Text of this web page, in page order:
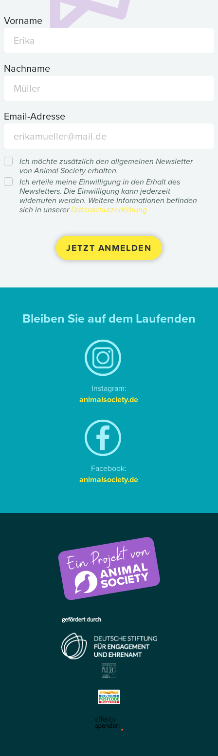
Vorname
Nachname
Email-Adresse
Ich möchte zusätzlich den allgemeinen Newsletter
von Animal Society erhalten.
Ich erteile meine Einwilligung in den Erhalt des
Newsletters. Die Einwilligung kann jederzeit
widerrufen werden. Weitere Informationen befinden
sich in unsererDatenschutzerklärung
Bleiben Sie auf dem Laufenden
Instagram:
animalsociety.de
Facebook:
animalsociety.de